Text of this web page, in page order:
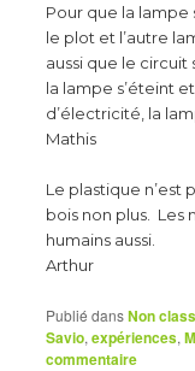
Pour que la lampe
le plot et l’autre
aussi que le
la lampe s’éteint
d’électricité, la
Mathis
Le plastique n’est
bois non plus. Les
humains aussi.
Arthur
Publié dansNon
Savio,expériences,
commentaire